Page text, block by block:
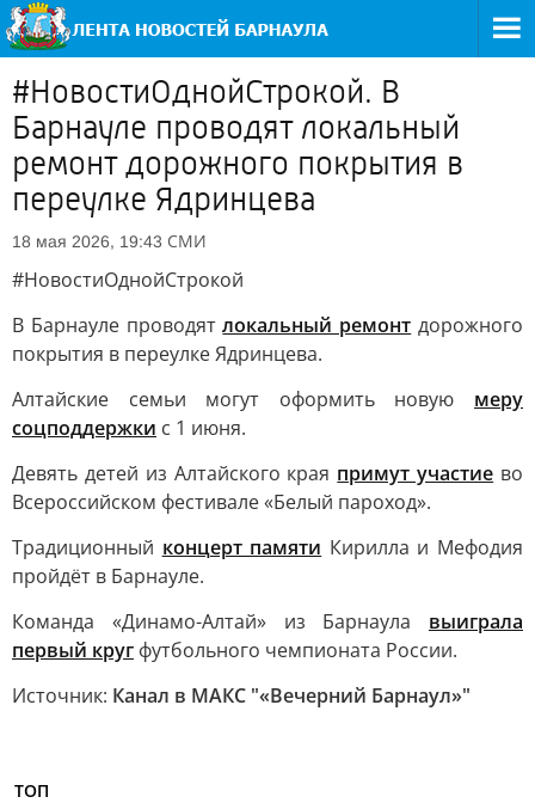
#НовостиОднойСтрокой. В
Барнауле проводят локальный
ремонт дорожного покрытия в
переулке Ядринцева
18 мая 2026, 19:43 СМИ
#НовостиОднойСтрокой
В Барнауле проводятлокальный ремонт дорожного
покрытия в переулке Ядринцева.
Алтайские семьи могут оформить новую меру
соцподдержки с 1 июня.
Девять детей из Алтайского края примут участие во
Всероссийском фестивале «Белый пароход».
Традиционный концерт памяти Кирилла и Мефодия
пройдёт в Барнауле.
Команда «Динамо-Алтай» из Барнаула выиграла
первый круг футбольного чемпионата России.
Источник: Канал в МАКС "«Вечерний Барнаул»"
ТОП